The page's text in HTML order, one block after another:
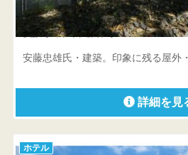
瀬戸内リトリート 青凪
愛媛県 松山市柳谷町794-1
安藤忠雄氏・建築。印象に残る屋
詳細を見
ホテル